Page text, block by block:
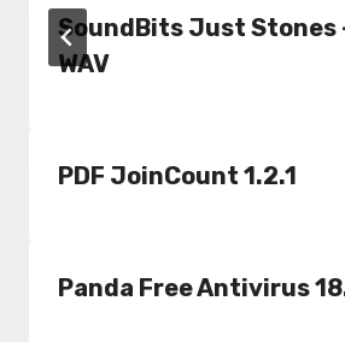
SoundBits Just Stones
WAV
PDF JoinCount 1.2.1
Panda Free Antivirus